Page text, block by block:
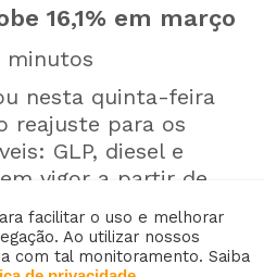
16,1% em março
minutos
nesta quinta-feira
reajuste para os
GLP, diesel e
vigor a partir de
facilitar o uso e melhorar
Ao utilizar nossos
com tal monitoramento. Saiba